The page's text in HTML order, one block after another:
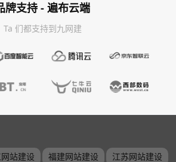
牌支持 - 遍布云端
Ta 们都支持到九网建
站建设 福建网站建设 江苏网站建设